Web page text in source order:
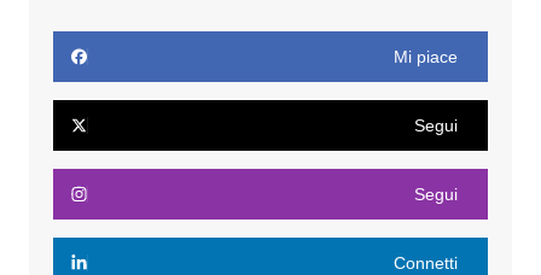
Mi piace
Segui
Segui
Connetti